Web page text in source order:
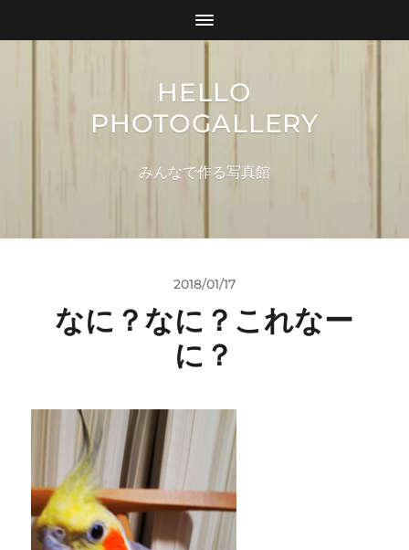
HELLO
PHOTOGALLERY
みんなで作る写真館
2018/01/17
なに？なに？これなー
に？